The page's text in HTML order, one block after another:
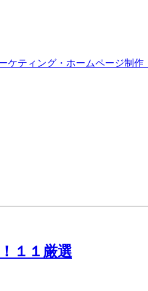
ケティング・ホームページ制
１１厳選